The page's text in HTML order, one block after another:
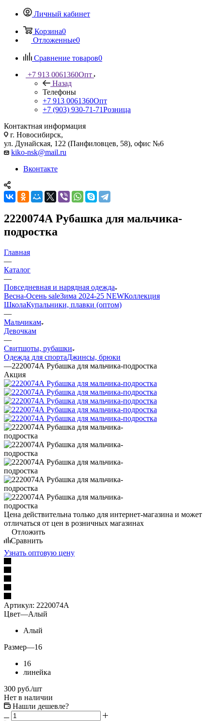
Личный кабинет
Корзина0
Отложенные0
Сравнение товаров0
+7 913 0061360Опт
Назад
Телефоны
+7 913 0061360Опт
+7 (903) 930-71-71Розница
Контактная информация
г. Новосибирск,
ул. Дунайская, 122 (Панфиловцев, 58), офис №6
kiko-nsk@mail.ru
Вконтакте
2220074А Рубашка для мальчика-
подростка
Главная
—
Каталог
—
Повседневная и нарядная одежда
Весна-Осень saleЗима 2024-25 NEWКоллекция
ШколаКупальники, плавки (оптом)
—
Мальчикам
Девочкам
—
Свитшоты, рубашки
Одежда для спортаДжинсы, брюки
—2220074А Рубашка для мальчика-подростка
Акция
Цена действительна только для интернет-магазина и может
отличаться от цен в розничных магазинах
Отложить
Сравнить
Узнать оптовую цену
Артикул: 2220074А
Цвет—Алый
Алый
Размер—16
16
линейка
300 руб./шт
Нет в наличии
Нашли дешевле?